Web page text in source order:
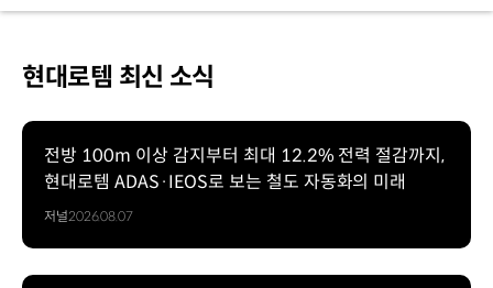
현대로템 최신 소식
전방 100m 이상 감지부터 최대 12.2% 전력 절감까지,
현대로템 ADAS·IEOS로 보는 철도 자동화의 미래
저널2026.08.07